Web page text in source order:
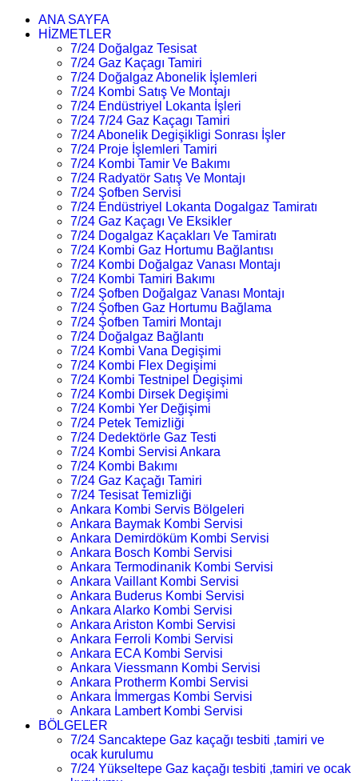
ANA SAYFA
HİZMETLER
7/24 Doğalgaz Tesisat
7/24 Gaz Kaçagı Tamiri
7/24 Doğalgaz Abonelik İşlemleri
7/24 Kombi Satış Ve Montajı
7/24 Endüstriyel Lokanta İşleri
7/24 7/24 Gaz Kaçagı Tamiri
7/24 Abonelik Degişikligi Sonrası İşler
7/24 Proje İşlemleri Tamiri
7/24 Kombi Tamir Ve Bakımı
7/24 Radyatör Satış Ve Montajı
7/24 Şofben Servisi
7/24 Endüstriyel Lokanta Dogalgaz Tamiratı
7/24 Gaz Kaçagı Ve Eksikler
7/24 Dogalgaz Kaçakları Ve Tamiratı
7/24 Kombi Gaz Hortumu Bağlantısı
7/24 Kombi Doğalgaz Vanası Montajı
7/24 Kombi Tamiri Bakımı
7/24 Şofben Doğalgaz Vanası Montajı
7/24 Şofben Gaz Hortumu Bağlama
7/24 Şofben Tamiri Montajı
7/24 Doğalgaz Bağlantı
7/24 Kombi Vana Degişimi
7/24 Kombi Flex Degişimi
7/24 Kombi Testnipel Degişimi
7/24 Kombi Dirsek Degişimi
7/24 Kombi Yer Değişimi
7/24 Petek Temizliği
7/24 Dedektörle Gaz Testi
7/24 Kombi Servisi Ankara
7/24 Kombi Bakımı
7/24 Gaz Kaçağı Tamiri
7/24 Tesisat Temizliği
Ankara Kombi Servis Bölgeleri
Ankara Baymak Kombi Servisi
Ankara Demirdöküm Kombi Servisi
Ankara Bosch Kombi Servisi
Ankara Termodinanik Kombi Servisi
Ankara Vaillant Kombi Servisi
Ankara Buderus Kombi Servisi
Ankara Alarko Kombi Servisi
Ankara Ariston Kombi Servisi
Ankara Ferroli Kombi Servisi
Ankara ECA Kombi Servisi
Ankara Viessmann Kombi Servisi
Ankara Protherm Kombi Servisi
Ankara İmmergas Kombi Servisi
Ankara Lambert Kombi Servisi
BÖLGELER
7/24 Sancaktepe Gaz kaçağı tesbiti ,tamiri ve
ocak kurulumu
7/24 Yükseltepe Gaz kaçağı tesbiti ,tamiri ve ocak